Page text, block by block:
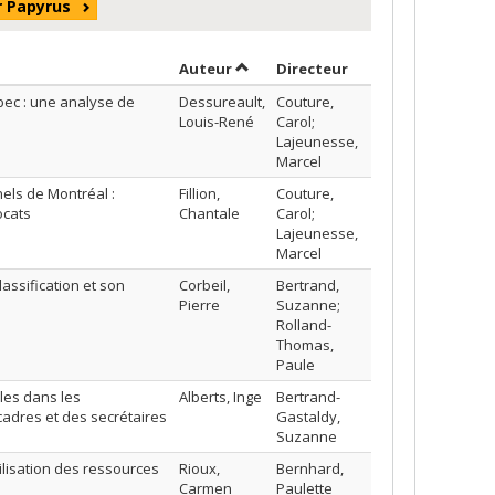
AuteurTrier par auteur en ordre
Directeur
: une analyse de
Dessureault,
Louis-René
Couture,
Carol;
Lajeunesse,
Marcel
de Montréal :
Fillion,
Chantale
Couture,
Carol;
Lajeunesse,
Marcel
et son
Corbeil,
Pierre
Bertrand,
Suzanne;
Rolland-
Thomas,
Paule
dans les
et des secrétaires
Alberts, Inge
Bertrand-
Gastaldy,
Suzanne
des ressources
Rioux,
Carmen
Bernhard,
Paulette